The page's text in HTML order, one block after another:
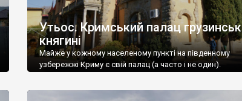
Утьос. Кримський палац
княгині
Майже у кожному населеному пункті на південному
узбережжі Криму є свій палац (а часто і не один).